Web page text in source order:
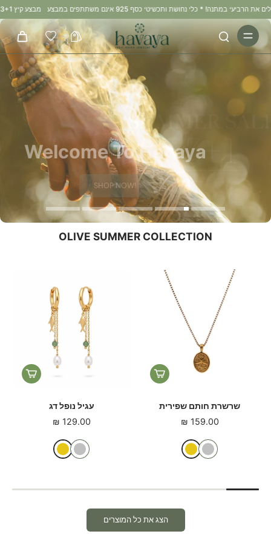
מבצע קיץ 3+1 במתנה: קונים 3 מוצרים ומקבלים את הרביעי במתנה! * כלי נחושת ותכשיטי כסף 925 אינם משתתפים במבצע
SHOP NOW!
Welcome To Havaya
SHOP NOW!
SHOP NOW
לקולקציה המלאה
מגוון מוצרי איזון אנרגטי וריפוי:
קערות טיבטיות, קריסטלים מעצימים, תכשיטי נחושת,
טיהור ועוד...
OLIVE SUMMER COLLECTION
שרשרת פרח Flow
140.00 ₪
עגילי אלונה
129.00 ₪
הצג את כל המוצרים